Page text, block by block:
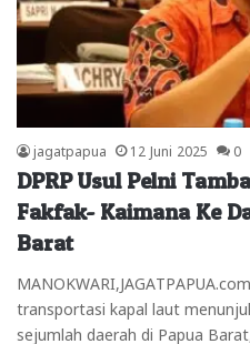
jagatpapua 12 Juni 2025 0
DPRP Usul Pelni
Fakfak- Kaimana Ke
Barat
transportasi kapal laut
sejumlah daerah di Papua